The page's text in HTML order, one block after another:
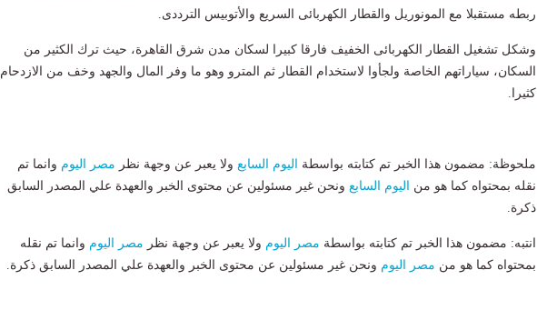
ربطه مستقبلا مع المونوريل والقطار الكهربائى السريع والأتوبيس الترددى.
وشكل تشغيل القطار الكهربائى الخفيف فارقا كبيرا لسكان مدن شرق القاهرة، حيث ترك الكثير من
السكان، سياراتهم الخاصة ولجأوا لاستخدام القطار ثم المترو وهو ما وفر المال والجهد وخف من الازدحام
كثيرا.
ملحوظة: مضمون هذا الخبر تم كتابته بواسطة اليوم السابع ولا يعبر عن وجهة نظر مصر اليوم وانما تم
نقله بمحتواه كما هو من
اليوم السابع ونحن غير مسئولين عن محتوى الخبر والعهدة علي المصدر السابق
ذكرة.
انتبه: مضمون هذا الخبر تم كتابته بواسطة مصر اليوم ولا يعبر عن وجهة نظر مصر اليوم وانما تم نقله
بمحتواه كما هو من مصر اليوم ونحن غير مسئولين عن محتوى الخبر والعهدة علي المصدر السابق ذكرة.